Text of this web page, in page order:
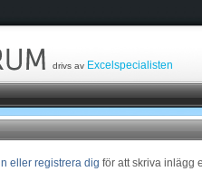
drivs av Excelspecialisten
eller registrera dig för att skriva inlägg